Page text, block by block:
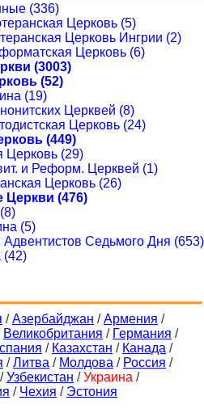
(336)
Церковь (5)
Церковь Ингрии (2)
Церковь (6)
(3003)
(52)
(19)
Церквей (8)
Церковь (24)
(449)
Церковь (29)
и Реформ. Церквей (1)
Церковь (26)
Церкви (476)
(5)
Адвентистов Седьмого Дня (653)
(42)
/Азербайджан /Армения /
Великобритания / Германия /
/ Казахстан / Канада /
/Литва / Молдова / Россия /
/Узбекистан /Украина /
/ Чехия / Эстония